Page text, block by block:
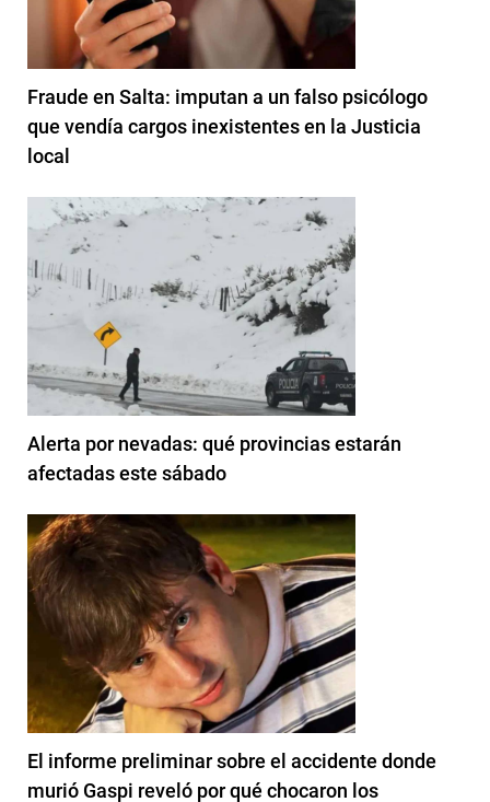
Fraude en Salta: imputan a un falso psicólogo
que vendía cargos inexistentes en la Justicia
local
Alerta por nevadas: qué provincias estarán
afectadas este sábado
El informe preliminar sobre el accidente donde
murió Gaspi reveló por qué chocaron los